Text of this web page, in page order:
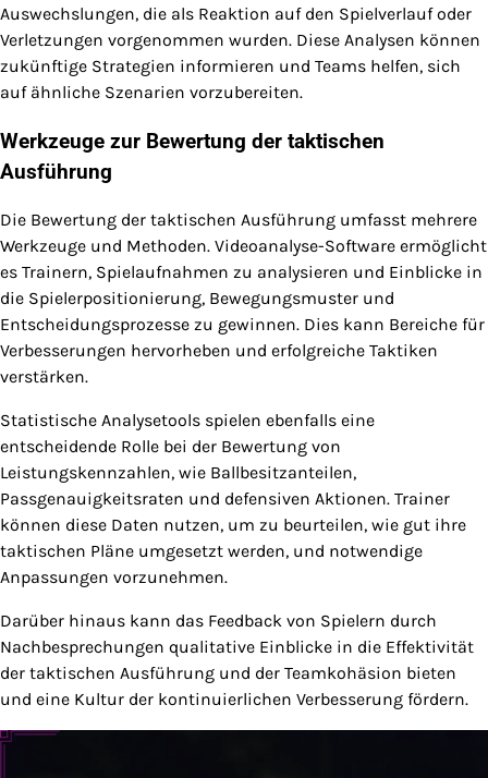
Auswechslungen, die als Reaktion auf den Spielverlauf oder
Verletzungen vorgenommen wurden. Diese Analysen können
zukünftige Strategien informieren und Teams helfen, sich
auf ähnliche Szenarien vorzubereiten.
Werkzeuge zur Bewertung der taktischen
Ausführung
Die Bewertung der taktischen Ausführung umfasst mehrere
Werkzeuge und Methoden. Videoanalyse-Software ermöglicht
es Trainern, Spielaufnahmen zu analysieren und Einblicke in
die Spielerpositionierung, Bewegungsmuster und
Entscheidungsprozesse zu gewinnen. Dies kann Bereiche für
Verbesserungen hervorheben und erfolgreiche Taktiken
verstärken.
Statistische Analysetools spielen ebenfalls eine
entscheidende Rolle bei der Bewertung von
Leistungskennzahlen, wie Ballbesitzanteilen,
Passgenauigkeitsraten und defensiven Aktionen. Trainer
können diese Daten nutzen, um zu beurteilen, wie gut ihre
taktischen Pläne umgesetzt werden, und notwendige
Anpassungen vorzunehmen.
Darüber hinaus kann das Feedback von Spielern durch
Nachbesprechungen qualitative Einblicke in die Effektivität
der taktischen Ausführung und der Teamkohäsion bieten
und eine Kultur der kontinuierlichen Verbesserung fördern.